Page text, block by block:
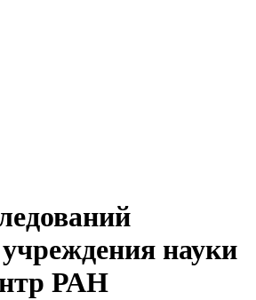
науки
РАН